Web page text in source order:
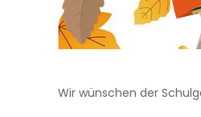
Wir wünschen der